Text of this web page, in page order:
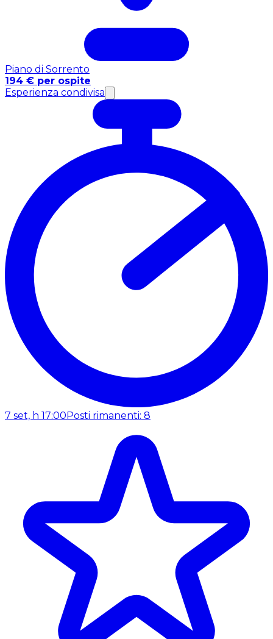
Piano di Sorrento
194 € per ospite
Esperienza condivisa
7 set, h 17:00Posti rimanenti: 8